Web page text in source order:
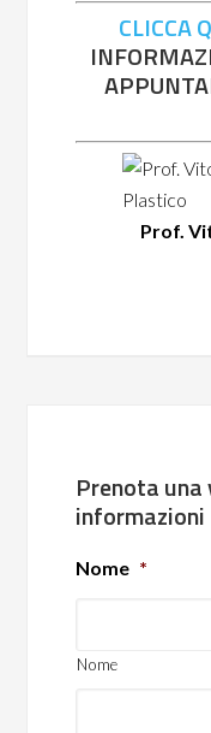
CLICCA
Prof.
Prenota
informazioni
Nome *
Nome